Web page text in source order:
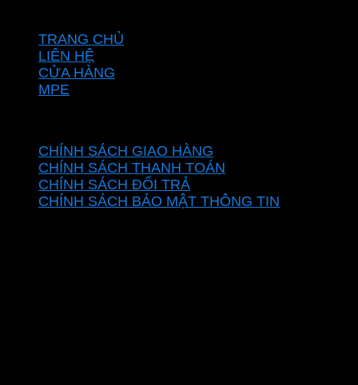
TRANG CHỦ
LIÊN HỆ
CỬA HÀNG
MPE
CHÍNH SÁCH GIAO HÀNG
CHÍNH SÁCH THANH TOÁN
CHÍNH SÁCH ĐỔI TRẢ
CHÍNH SÁCH BẢO MẬT THÔNG TIN